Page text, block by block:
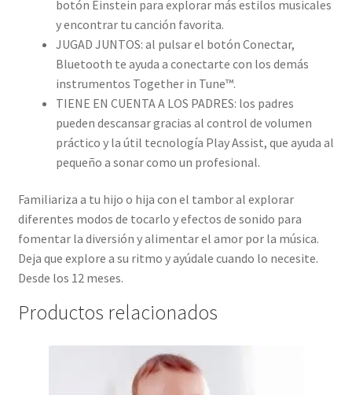
botón Einstein para explorar más estilos musicales
y encontrar tu canción favorita.
JUGAD JUNTOS: al pulsar el botón Conectar,
Bluetooth te ayuda a conectarte con los demás
instrumentos Together in Tune™.
TIENE EN CUENTA A LOS PADRES: los padres
pueden descansar gracias al control de volumen
práctico y la útil tecnología Play Assist, que ayuda al
pequeño a sonar como un profesional.
Familiariza a tu hijo o hija con el tambor al explorar
diferentes modos de tocarlo y efectos de sonido para
fomentar la diversión y alimentar el amor por la música.
Deja que explore a su ritmo y ayúdale cuando lo necesite.
Desde los 12 meses.
Productos relacionados